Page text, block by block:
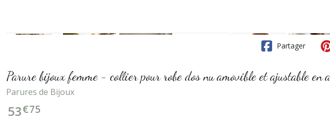
Partager
Parure bijoux femme - collier pour robe dos nu amovible et ajustable
Parures de Bijoux
53€75